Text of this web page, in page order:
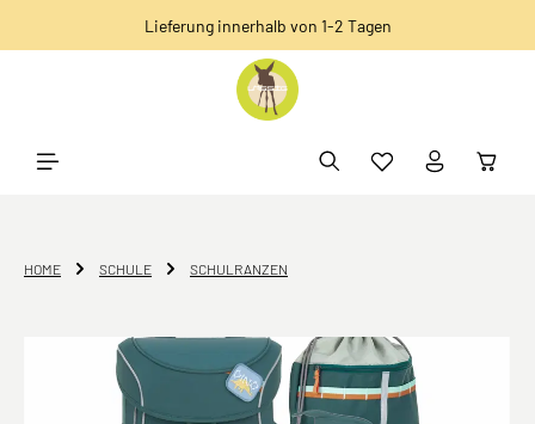
Lieferung innerhalb von 1-2 Tagen
HOME SCHULE SCHULRANZEN
Bildergalerie überspringen